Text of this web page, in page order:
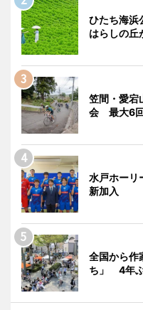
ひたち海
はらしの丘
笠間・愛宕
会 最大6
水戸ホー
新加入
全国から作
ち」 4年